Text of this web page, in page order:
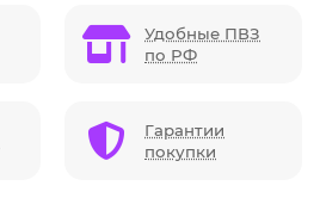
Удобные ПВЗ
по РФ
Гарантии
покупки